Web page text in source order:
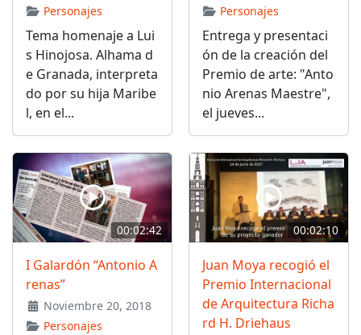
Personajes
Tema homenaje a Lui
s Hinojosa. Alhama d
e Granada, interpreta
do por su hija Maribe
l, en el...
Personajes
Entrega y presentaci
ón de la creación del
Premio de arte: "Anto
nio Arenas Maestre",
el jueves...
00:02:42
I Galardón “Antonio A
renas”
Noviembre 20, 2018
Personajes
00:02:10
Juan Moya recogió el
Premio Internacional
de Arquitectura Richa
rd H. Driehaus